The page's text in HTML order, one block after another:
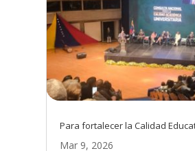
Para fortalecer la Calidad
Mar 9, 2026